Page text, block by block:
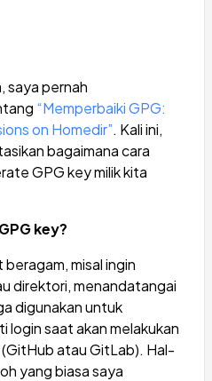
saya pernah
“Memperbaiki GPG:
on Homedir”. Kali ini,
bagaimana cara
GPG key milik kita
key?
misal ingin
direktori, menandatangai
digunakan untuk
login saat akan melakukan
atau GitLab). Hal-
yang biasa saya